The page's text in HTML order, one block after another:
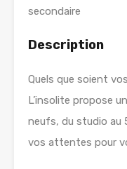
secondaire
Description
Quels que soient
L’insolite propose
neufs, du studio au
vos attentes pour